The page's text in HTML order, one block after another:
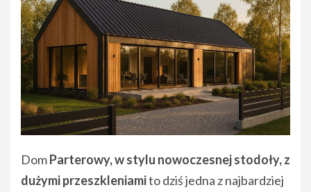
DomParterowy, w stylu nowoczesnej stodoły, z
dużymi przeszkleniamito dziś jedna z najbardziej